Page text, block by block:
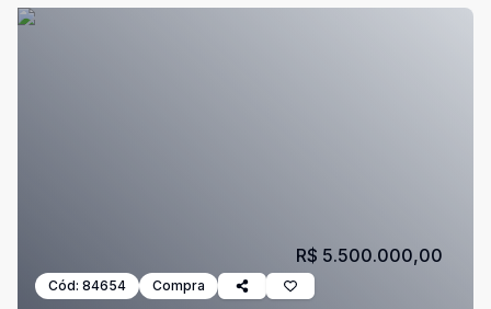
Cód: 84654 Compra
R$ 5.500.000,00